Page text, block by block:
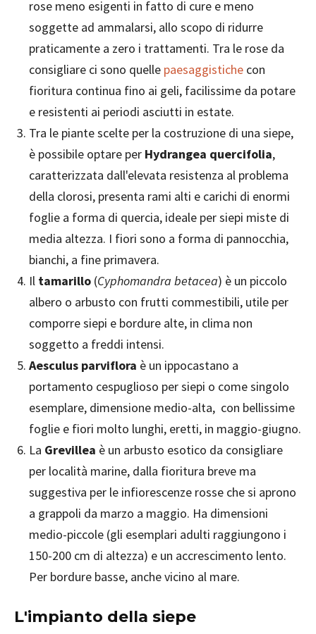
rose meno esigenti in fatto di cure e meno
soggette ad ammalarsi, allo scopo di ridurre
praticamente a zero i trattamenti. Tra le rose da
consigliare ci sono quelle paesaggistiche con
fioritura continua fino ai geli, facilissime da potare
e resistenti ai periodi asciutti in estate.
Tra le piante scelte per la costruzione di una siepe,
è possibile optare per Hydrangea quercifolia,
caratterizzata dall'elevata resistenza al problema
della clorosi, presenta rami alti e carichi di enormi
foglie a forma di quercia, ideale per siepi miste di
media altezza. I fiori sono a forma di pannocchia,
bianchi, a fine primavera.
Il tamarillo (Cyphomandra betacea) è un piccolo
albero o arbusto con frutti commestibili, utile per
comporre siepi e bordure alte, in clima non
soggetto a freddi intensi.
Aesculus parviflora è un ippocastano a
portamento cespuglioso per siepi o come singolo
esemplare, dimensione medio-alta, con bellissime
foglie e fiori molto lunghi, eretti, in maggio-giugno.
La Grevillea è un arbusto esotico da consigliare
per località marine, dalla fioritura breve ma
suggestiva per le infiorescenze rosse che si aprono
a grappoli da marzo a maggio. Ha dimensioni
medio-piccole (gli esemplari adulti raggiungono i
150-200 cm di altezza) e un accrescimento lento.
Per bordure basse, anche vicino al mare.
L'impianto della siepe